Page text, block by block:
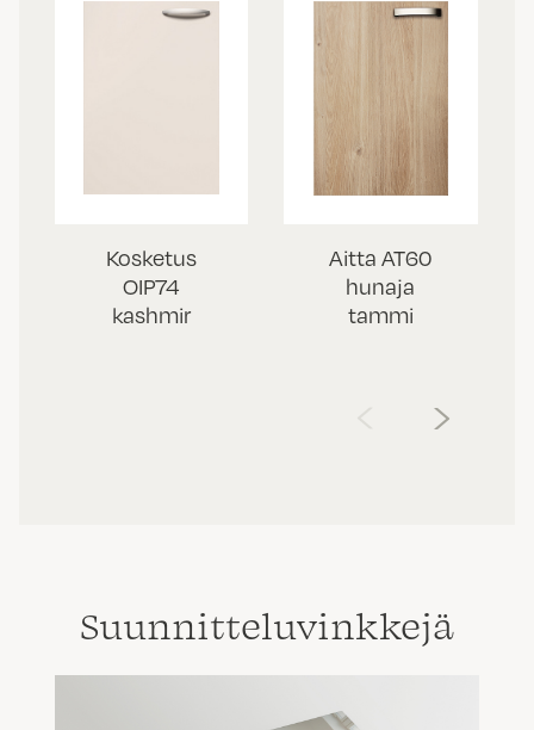
Kosketus
OIP74
kashmir
Aitta AT60
hunaja
tammi
›
Suunnittelu­vinkkejä